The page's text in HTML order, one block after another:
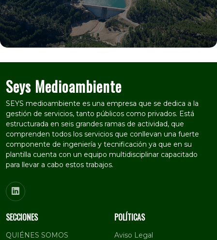
Seys Medioambiente
SEYS medioambiente es una empresa que se dedica a la
gestión de servicios, tanto públicos como privados. Está
estructurada en seis grandes ramas de actividad, que
comprenden todos los servicios que conllevan una fuerte
componente de ingeniería y tecnificación ya que en su
plantilla cuenta con un equipo multidisciplinar capacitado
para llevar a cabo estos trabajos.
SECCIONES
QUIÉNES SOMOS
POLÍTICAS
Aviso Legal